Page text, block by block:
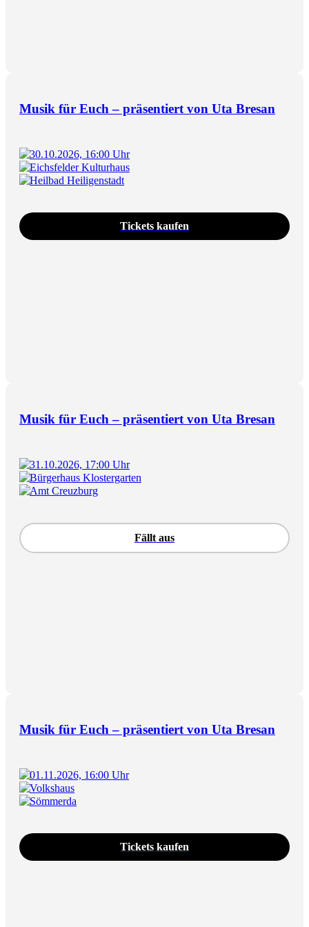
Musik für Euch – präsentiert von Uta Bresan
30.10.2026, 16:00 Uhr
Eichsfelder Kulturhaus
Heilbad Heiligenstadt
Tickets kaufen
Musik für Euch – präsentiert von Uta Bresan
31.10.2026, 17:00 Uhr
Bürgerhaus Klostergarten
Amt Creuzburg
Fällt aus
Musik für Euch – präsentiert von Uta Bresan
01.11.2026, 16:00 Uhr
Volkshaus
Sömmerda
Tickets kaufen